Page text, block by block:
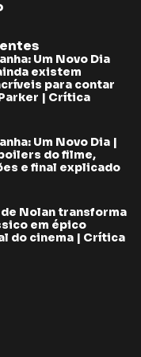
Um Novo Dia
existem
para contar
| Crítica
Um Novo Dia |
do filme,
e final explicado
Nolan transforma
em épico
do cinema | Crítica